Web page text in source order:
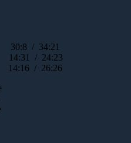
/ 34:21
/ 24:23
/ 26:26